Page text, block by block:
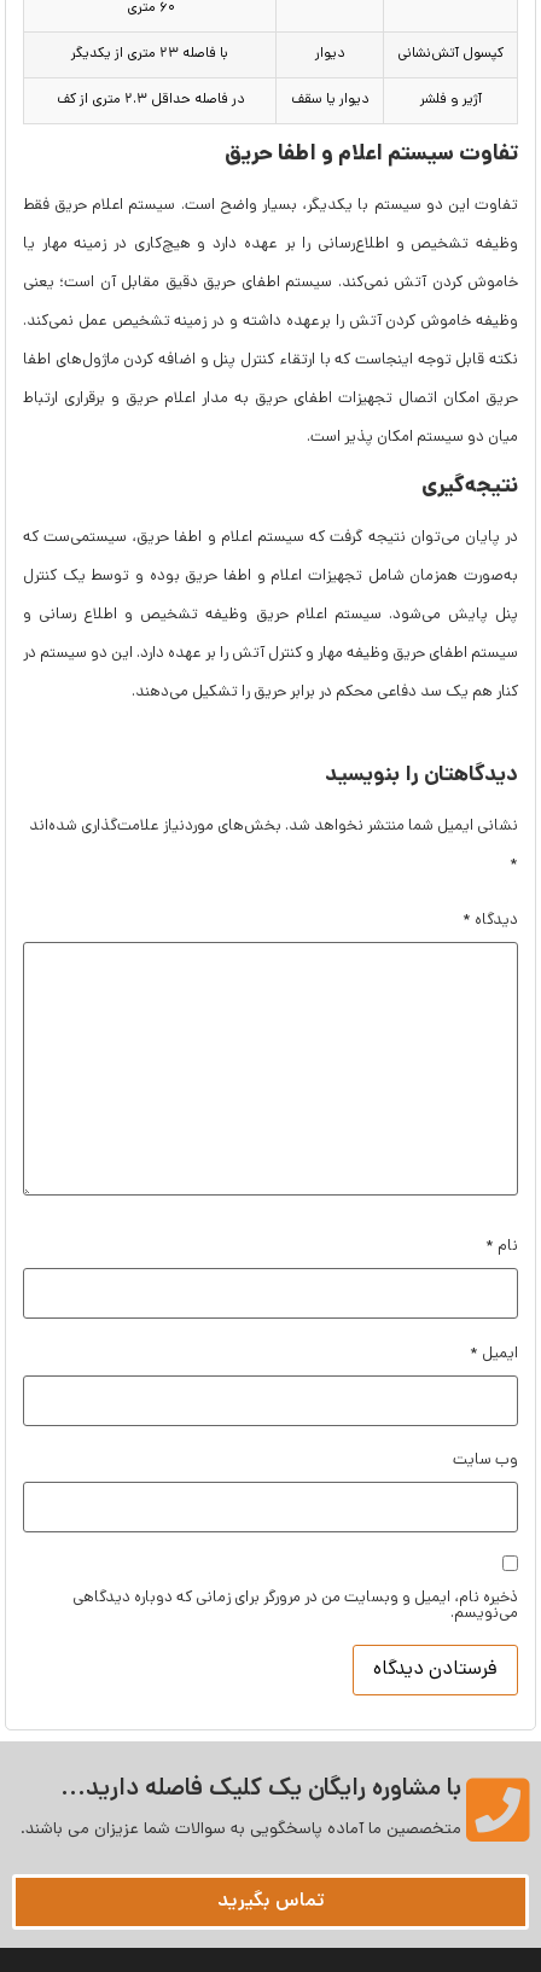
۶۰ متری
کپسول آتش‌نشانی دیوار با فاصله ۲۳ متری از یکدیگر
آژیر و فلشر دیوار یا سقف در فاصله حداقل ۲.۳ متری از کف
تفاوت سیستم اعلام و اطفا حریق
تفاوت این دو سیستم با یکدیگر، بسیار واضح است. سیستم اعلام حریق فقط
وظیفه تشخیص و اطلاع‌رسانی را بر عهده دارد و هیچ‌کاری در زمینه مهار یا
خاموش کردن آتش ‌نمی‌کند. سیستم اطفای حریق دقیق مقابل آن است؛ یعنی
وظیفه خاموش کردن آتش را برعهده داشته و در زمینه تشخیص عمل نمی‌کند.
نکته قابل توجه اینجاست که با ارتقاء کنترل پنل‌ و اضافه کردن ماژول‌های اطفا
حریق امکان اتصال تجهیزات اطفای حریق به مدار اعلام حریق و برقراری ارتباط
میان دو سیستم امکان پذیر است.
نتیجه‌گیری
در پایان می‌توان نتیجه گرفت که سیستم اعلام و اطفا حریق، سیستمی‌ست که
به‌صورت همزمان شامل تجهیزات اعلام و اطفا حریق بوده و توسط یک کنترل
پنل پایش می‌شود. سیستم اعلام حریق وظیفه تشخیص و اطلاع رسانی و
سیستم اطفای حریق وظیفه مهار و کنترل آتش را بر عهده دارد. این دو سیستم در
کنار هم یک سد دفاعی محکم در برابر حریق را تشکیل می‌دهند.
دیدگاهتان را بنویسید
نشانی ایمیل شما منتشر نخواهد شد. بخش‌های موردنیاز علامت‌گذاری شده‌اند
*
دیدگاه *
نام *
ایمیل *
وب‌ سایت
ذخیره نام، ایمیل و وبسایت من در مرورگر برای زمانی که دوباره دیدگاهی
می‌نویسم.
با مشاوره رایگان یک کلیک فاصله دارید...
متخصصین ما آماده پاسخگویی به سوالات شما عزیزان می‌ باشند.
تماس بگیرید